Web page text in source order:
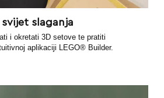
slaganja
i okretati 3D setove te pratiti
aplikaciji LEGO® Builder.